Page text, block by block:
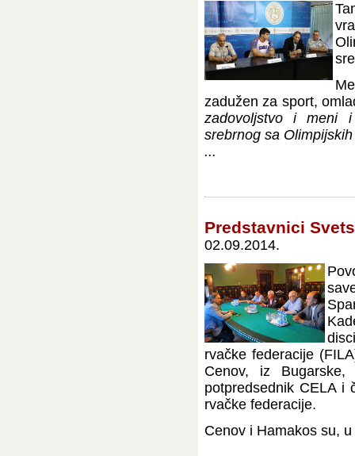
zadužen za sport,
zadovoljstvo i meni
srebrnog sa
...
Predstavnici
02.09.2014.
rvačke federacije
Cenov, iz
potpredsednik CELA i
rvačke federacije.
Cenov i Hamakos su,